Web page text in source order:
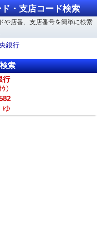
・支店コード検索
や店番、支店番号を簡単に検索
銀行
索
行
）
ゆ